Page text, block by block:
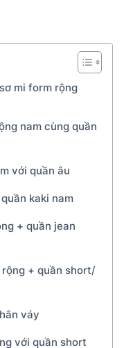
mi form rộng
nam cùng quần
với quần âu
kaki nam
+ quần jean
+ quần short/
váy
với quần short